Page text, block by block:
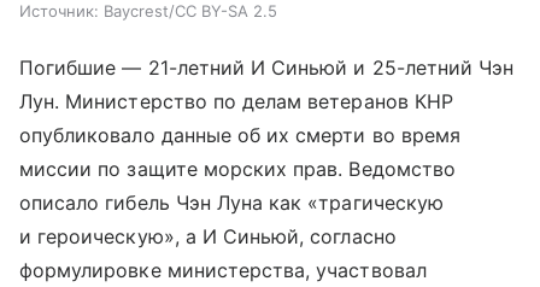
Источник: Baycrest/CC BY-SA 2.5
Погибшие — 21-летний И Синьюй и 25-летний Чэн
Лун. Министерство по делам ветеранов КНР
опубликовало данные об их смерти во время
миссии по защите морских прав. Ведомство
описало гибель Чэн Луна как «трагическую
и героическую», а И Синьюй, согласно
формулировке министерства, участвовал